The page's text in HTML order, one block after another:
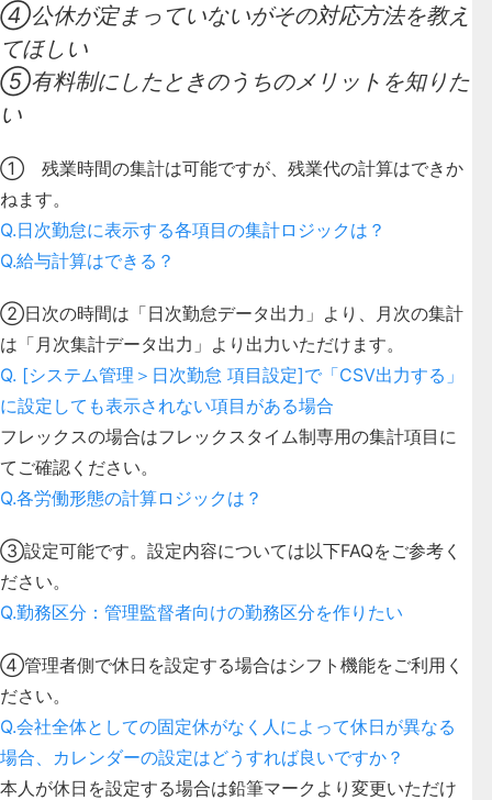
④公休が定まっていないがその対応方法を教え
てほしい
⑤有料制にしたときのうちのメリットを知りた
い
① 残業時間の集計は可能ですが、残業代の計算はできか
ねます。
Q.日次勤怠に表示する各項目の集計ロジックは？
Q.給与計算はできる？
②日次の時間は「日次勤怠データ出力」より、月次の集計
は「月次集計データ出力」より出力いただけます。
Q. [システム管理＞日次勤怠 項目設定]で「CSV出力する」
に設定しても表示されない項目がある場合
フレックスの場合はフレックスタイム制専用の集計項目に
てご確認ください。
Q.各労働形態の計算ロジックは？
③設定可能です。設定内容については以下FAQをご参考く
ださい。
Q.勤務区分：管理監督者向けの勤務区分を作りたい
④管理者側で休日を設定する場合はシフト機能をご利用く
ださい。
Q.会社全体としての固定休がなく人によって休日が異なる
場合、カレンダーの設定はどうすれば良いですか？
本人が休日を設定する場合は鉛筆マークより変更いただけ